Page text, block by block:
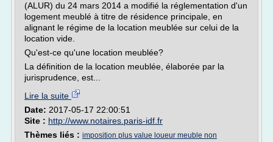
(ALUR) du 24 mars 2014 a modifié la réglementation d'un
logement meublé à titre de résidence principale, en
alignant le régime de la location meublée sur celui de la
location vide.
Qu'est-ce qu'une location meublée?
La définition de la location meublée, élaborée par la
jurisprudence, est...
Lire la suite
Date: 2017-05-17 22:00:51
Site : http://www.notaires.paris-idf.fr
Thèmes liés : imposition plus value loueur meuble non